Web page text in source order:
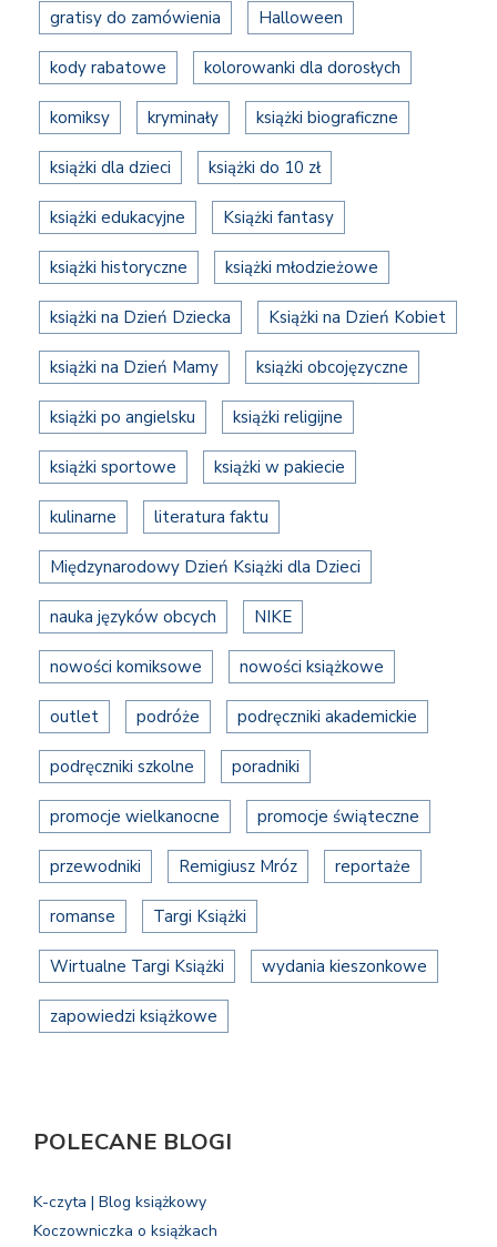
gratisy do zamówienia Halloween
kody rabatowe kolorowanki dla dorosłych
komiksy kryminały książki biograficzne
książki dla dzieci książki do 10 zł
książki edukacyjne Książki fantasy
książki historyczne książki młodzieżowe
książki na Dzień Dziecka Książki na Dzień Kobiet
książki na Dzień Mamy książki obcojęzyczne
książki po angielsku książki religijne
książki sportowe książki w pakiecie
kulinarne literatura faktu
Międzynarodowy Dzień Książki dla Dzieci
nauka języków obcych NIKE
nowości komiksowe nowości książkowe
outlet podróże podręczniki akademickie
podręczniki szkolne poradniki
promocje wielkanocne promocje świąteczne
przewodniki Remigiusz Mróz reportaże
romanse Targi Książki
Wirtualne Targi Książki wydania kieszonkowe
zapowiedzi książkowe
POLECANE BLOGI
K-czyta | Blog książkowy
Koczowniczka o książkach